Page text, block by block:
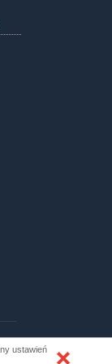
ustawień